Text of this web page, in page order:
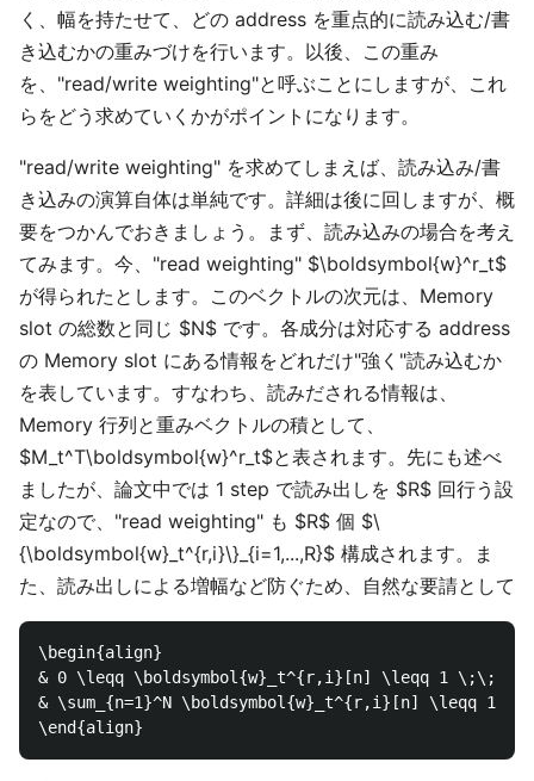
く、幅を持たせて、どの address を重点的に読み込む/書
き込むかの重みづけを行います。以後、この重み
を、"read/write weighting"と呼ぶことにしますが、これ
らをどう求めていくかがポイントになります。
"read/write weighting" を求めてしまえば、読み込み/書
き込みの演算自体は単純です。詳細は後に回しますが、概
要をつかんでおきましょう。まず、読み込みの場合を考え
てみます。今、"read weighting" $\boldsymbol{w}^r_t$
が得られたとします。このベクトルの次元は、Memory
slot の総数と同じ $N$ です。各成分は対応する address
の Memory slot にある情報をどれだけ"強く"読み込むか
を表しています。すなわち、読みだされる情報は、
Memory 行列と重みベクトルの積として、
$M_t^T\boldsymbol{w}^r_t$と表されます。先にも述べ
ましたが、論文中では 1 step で読み出しを $R$ 回行う設
定なので、"read weighting" も $R$ 個 $\
{\boldsymbol{w}_t^{r,i}\}_{i=1,...,R}$ 構成されます。ま
た、読み出しによる増幅など防ぐため、自然な要請として
\begin{align}
& 0 \leqq \boldsymbol{w}_t^{r,i}[n] \leqq 1 \;\;
& \sum_{n=1}^N \boldsymbol{w}_t^{r,i}[n] \leqq 1